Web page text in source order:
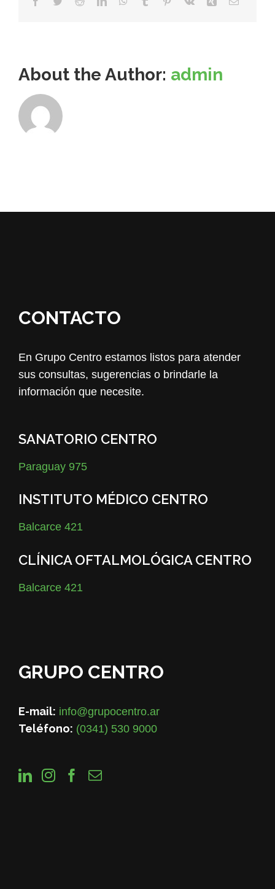
About the Author: admin
CONTACTO
En Grupo Centro estamos listos para atender
sus consultas, sugerencias o brindarle la
información que necesite.
SANATORIO CENTRO
Paraguay 975
INSTITUTO MÉDICO CENTRO
Balcarce 421
CLÍNICA OFTALMOLÓGICA CENTRO
Balcarce 421
GRUPO CENTRO
E-mail: info@grupocentro.ar
Teléfono: (0341) 530 9000